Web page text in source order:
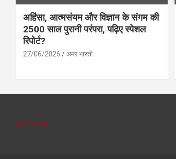
अहिंसा, आत्मसंयम और विज्ञान के संगम की
2500 साल पुरानी परंपरा, पढ़िए स्पेशल
रिपोर्ट?
27/06/2026 अमर भारती
About Us